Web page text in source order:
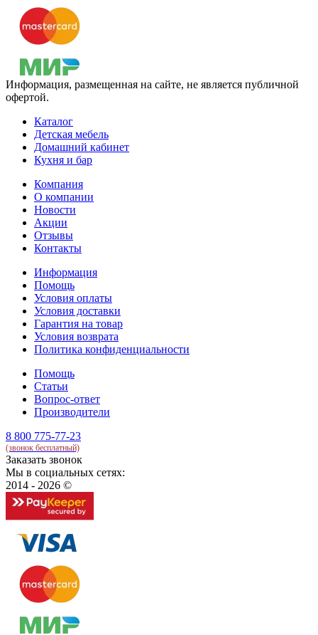
Информация, размещенная на сайте, не является публичной
офертой.
Каталог
Детская мебель
Домашний кабинет
Кухня и бар
Компания
О компании
Новости
Акции
Отзывы
Контакты
Информация
Помощь
Условия оплаты
Условия доставки
Гарантия на товар
Условия возврата
Политика конфиденциальности
Помощь
Статьи
Вопрос-ответ
Производители
8 800 775-77-23
(звонок бесплатный)
Заказать звонок
Мы в социальных сетях:
2014 - 2026 ©